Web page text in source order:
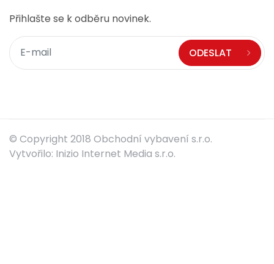
Přihlašte se k odběru novinek.
ODESLAT
© Copyright 2018 Obchodní vybavení s.r.o.
Vytvořilo: Inizio Internet Media s.r.o.